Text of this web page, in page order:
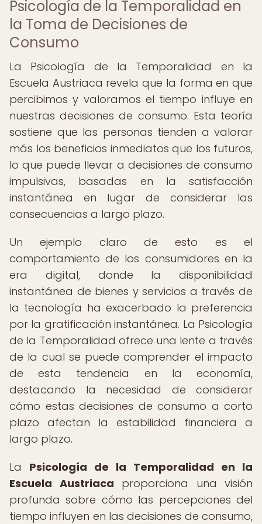
Psicología de la Temporalidad en
la Toma de Decisiones de
Consumo
La Psicología de la Temporalidad en la
Escuela Austriaca revela que la forma en que
percibimos y valoramos el tiempo influye en
nuestras decisiones de consumo. Esta teoría
sostiene que las personas tienden a valorar
más los beneficios inmediatos que los futuros,
lo que puede llevar a decisiones de consumo
impulsivas, basadas en la satisfacción
instantánea en lugar de considerar las
consecuencias a largo plazo.
Un ejemplo claro de esto es el
comportamiento de los consumidores en la
era digital, donde la disponibilidad
instantánea de bienes y servicios a través de
la tecnología ha exacerbado la preferencia
por la gratificación instantánea. La Psicología
de la Temporalidad ofrece una lente a través
de la cual se puede comprender el impacto
de esta tendencia en la economía,
destacando la necesidad de considerar
cómo estas decisiones de consumo a corto
plazo afectan la estabilidad financiera a
largo plazo.
La Psicología de la Temporalidad en la
Escuela Austriaca proporciona una visión
profunda sobre cómo las percepciones del
tiempo influyen en las decisiones de consumo,